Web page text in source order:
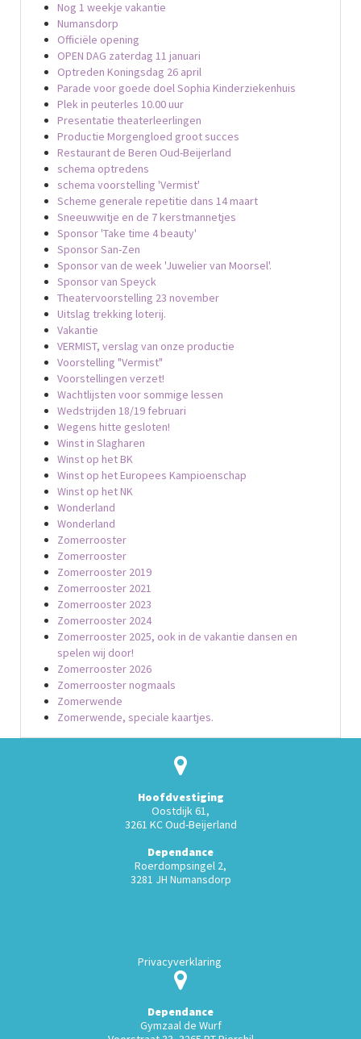
Nog 1 weekje vakantie
Numansdorp
Officiële opening
OPEN DAG zaterdag 11 januari
Optreden Koningsdag 26 april
Parade voor goede doel Sophia Kinderziekenhuis
Plek in peuterles 10.00 uur
Presentatie theaterleerlingen
Productie Morgengloed groot succes
Restaurant de Beren Oud-Beijerland
schema optredens
schema voorstelling 'Vermist'
Scheme generale repetitie dans 14 maart
Sneeuwwitje en de 7 kerstmannetjes
Sponsor 'Take time 4 beauty'
Sponsor San-Zen
Sponsor van de week 'Juwelier van Moorsel'.
Sponsor van Speyck
Theatervoorstelling 23 november
Uitslag trekking loterij.
Vakantie
VERMIST, verslag van onze productie
Voorstelling "Vermist"
Voorstellingen verzet!
Wachtlijsten voor sommige lessen
Wedstrijden 18/19 februari
Wegens hitte gesloten!
Winst in Slagharen
Winst op het BK
Winst op het Europees Kampioenschap
Winst op het NK
Wonderland
Wonderland
Zomerrooster
Zomerrooster
Zomerrooster 2019
Zomerrooster 2021
Zomerrooster 2023
Zomerrooster 2024
Zomerrooster 2025, ook in de vakantie dansen en
spelen wij door!
Zomerrooster 2026
Zomerrooster nogmaals
Zomerwende
Zomerwende, speciale kaartjes.
Hoofdvestiging
Oostdijk 61,
3261 KC Oud-Beijerland
Dependance
Roerdompsingel 2,
3281 JH Numansdorp
Privacyverklaring
Dependance
Gymzaal de Wurf